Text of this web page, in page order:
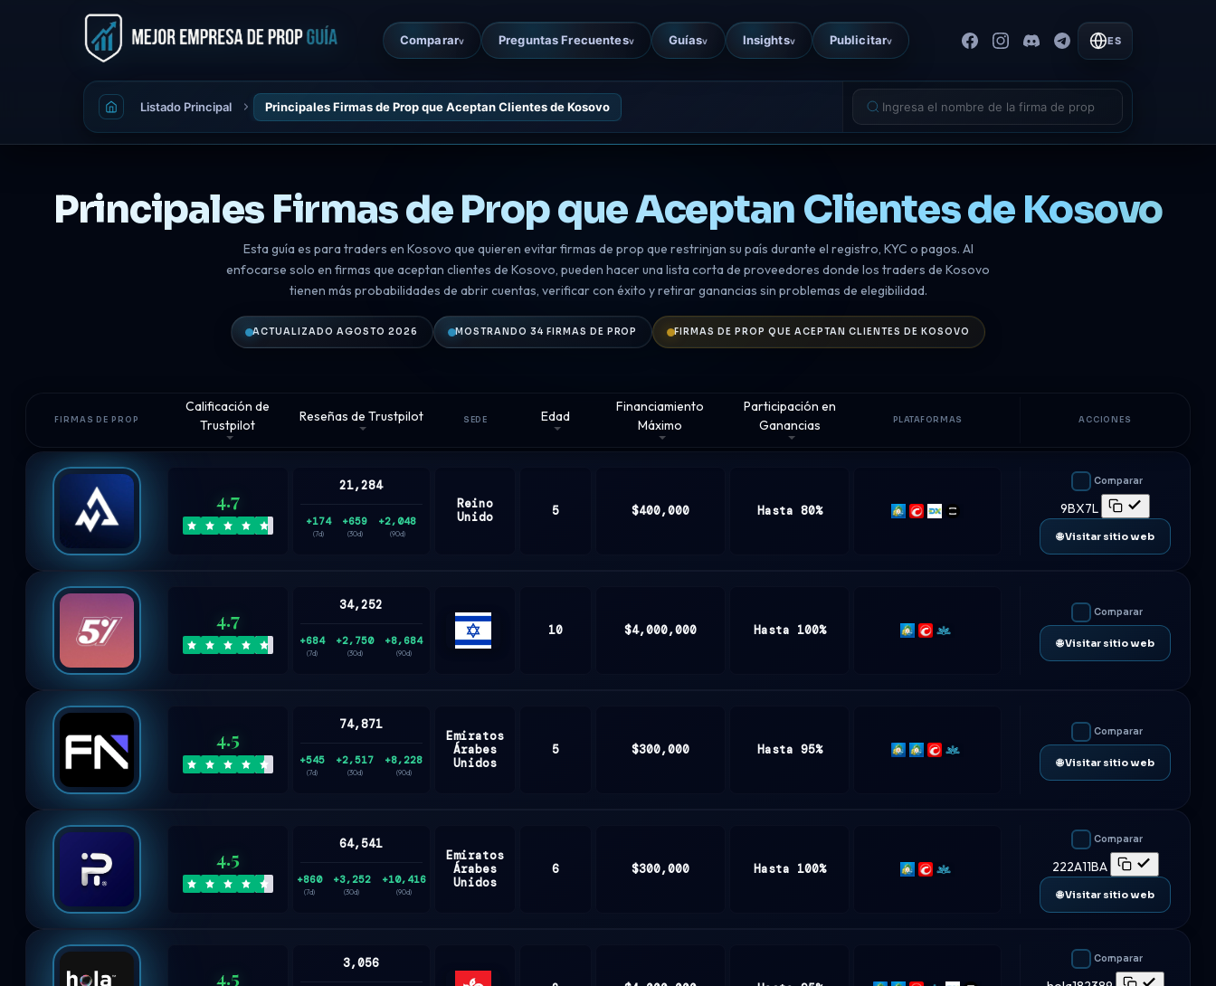
Compararv Preguntas Frecuentesv Guíasv Insightsv Publicitarv ES
Listado Principal Principales Firmas de Prop que Aceptan Clientes de Kosovo
Principales Firmas de Prop que Aceptan Clientes de Kosovo
Esta guía es para traders en Kosovo que quieren evitar firmas de prop que restrinjan su país durante el registro, KYC o pagos. Al
enfocarse solo en firmas que aceptan clientes de Kosovo, pueden hacer una lista corta de proveedores donde los traders de Kosovo
tienen más probabilidades de abrir cuentas, verificar con éxito y retirar ganancias sin problemas de elegibilidad.
ACTUALIZADO AGOSTO 2026 MOSTRANDO 34 FIRMAS DE PROP FIRMAS DE PROP QUE ACEPTAN CLIENTES DE KOSOVO
FIRMAS DE PROP
Calificación de
Trustpilot
Reseñas de Trustpilot SEDE Edad
Financiamiento
Máximo
Participación en
Ganancias
PLATAFORMAS ACCIONES
4.7
21,284
+174
(7d)
+659
(30d)
+2,048
(90d)
Reino
Unido
5 $400,000 Hasta 80% MT5cTrader
DXtrade
TradeLocker
Comparar
9BX7L
🌐 Visitar sitio web
4.7
34,252
+684
(7d)
+2,750
(30d)
+8,684
(90d)
10 $4,000,000 Hasta 100% MT5cTrader
Match-
Comparar
🌐 Visitar sitio web
4.5
74,871
+545
(7d)
+2,517
(30d)
+8,228
(90d)
Emiratos
Árabes
Unidos
5 $300,000 Hasta 95% MT4MT5cTrader
Match-
Comparar
🌐 Visitar sitio web
4.5
64,541
+860
(7d)
+3,252
(30d)
+10,416
(90d)
Emiratos
Árabes
Unidos
6 $300,000 Hasta 100% MT5cTrader
Match-
Comparar
222A11BA
🌐 Visitar sitio web
4.5
3,056 Comparar